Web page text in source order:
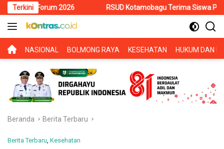
Langsung
ke
konten
Terkini
2026 RSUD Kotamobagu Terima Siswa PKL SMK
BERANDA
NASIONAL BOLMONG RAYA KESEHATAN HUKUM DAN
Beranda Berita Terbaru
Berita Terbaru Kesehatan